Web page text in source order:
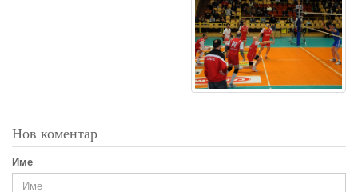
Нов коментар
Име